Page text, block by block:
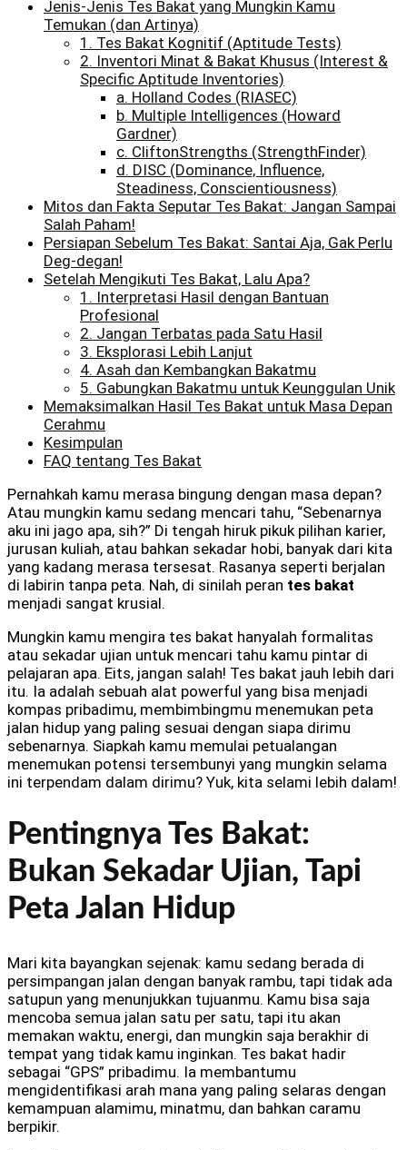
Jenis-Jenis Tes Bakat yang Mungkin Kamu
Temukan (dan Artinya)
1. Tes Bakat Kognitif (Aptitude Tests)
2. Inventori Minat & Bakat Khusus (Interest &
Specific Aptitude Inventories)
a. Holland Codes (RIASEC)
b. Multiple Intelligences (Howard
Gardner)
c. CliftonStrengths (StrengthFinder)
d. DISC (Dominance, Influence,
Steadiness, Conscientiousness)
Mitos dan Fakta Seputar Tes Bakat: Jangan Sampai
Salah Paham!
Persiapan Sebelum Tes Bakat: Santai Aja, Gak Perlu
Deg-degan!
Setelah Mengikuti Tes Bakat, Lalu Apa?
1. Interpretasi Hasil dengan Bantuan
Profesional
2. Jangan Terbatas pada Satu Hasil
3. Eksplorasi Lebih Lanjut
4. Asah dan Kembangkan Bakatmu
5. Gabungkan Bakatmu untuk Keunggulan Unik
Memaksimalkan Hasil Tes Bakat untuk Masa Depan
Cerahmu
Kesimpulan
FAQ tentang Tes Bakat
Pernahkah kamu merasa bingung dengan masa depan?
Atau mungkin kamu sedang mencari tahu, “Sebenarnya
aku ini jago apa, sih?” Di tengah hiruk pikuk pilihan karier,
jurusan kuliah, atau bahkan sekadar hobi, banyak dari kita
yang kadang merasa tersesat. Rasanya seperti berjalan
di labirin tanpa peta. Nah, di sinilah peran tes bakat
menjadi sangat krusial.
Mungkin kamu mengira tes bakat hanyalah formalitas
atau sekadar ujian untuk mencari tahu kamu pintar di
pelajaran apa. Eits, jangan salah! Tes bakat jauh lebih dari
itu. Ia adalah sebuah alat powerful yang bisa menjadi
kompas pribadimu, membimbingmu menemukan peta
jalan hidup yang paling sesuai dengan siapa dirimu
sebenarnya. Siapkah kamu memulai petualangan
menemukan potensi tersembunyi yang mungkin selama
ini terpendam dalam dirimu? Yuk, kita selami lebih dalam!
Pentingnya Tes Bakat:
Bukan Sekadar Ujian, Tapi
Peta Jalan Hidup
Mari kita bayangkan sejenak: kamu sedang berada di
persimpangan jalan dengan banyak rambu, tapi tidak ada
satupun yang menunjukkan tujuanmu. Kamu bisa saja
mencoba semua jalan satu per satu, tapi itu akan
memakan waktu, energi, dan mungkin saja berakhir di
tempat yang tidak kamu inginkan. Tes bakat hadir
sebagai “GPS” pribadimu. Ia membantumu
mengidentifikasi arah mana yang paling selaras dengan
kemampuan alamimu, minatmu, dan bahkan caramu
berpikir.